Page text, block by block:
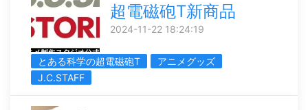
超電磁砲T新商品
2024-11-22 18:24:19
とある科学の超電磁砲T
アニメグッズ
J.C.STAFF